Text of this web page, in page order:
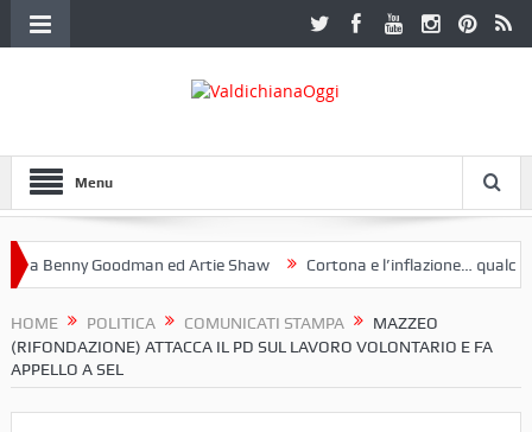
Menu
Benny Goodman ed Artie Shaw Cortona e l’inflazione… qualche
HOME POLITICA COMUNICATI STAMPA
MAZZEO
(RIFONDAZIONE) ATTACCA IL PD SUL LAVORO VOLONTARIO E FA
APPELLO A SEL